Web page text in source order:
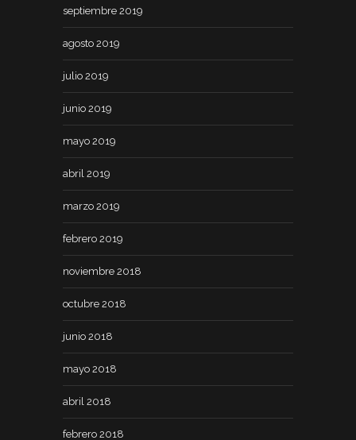
septiembre 2019
agosto 2019
julio 2019
junio 2019
mayo 2019
abril 2019
marzo 2019
febrero 2019
noviembre 2018
octubre 2018
junio 2018
mayo 2018
abril 2018
febrero 2018